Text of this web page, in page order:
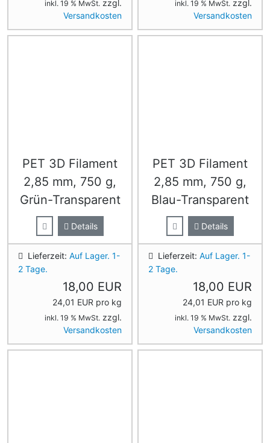
inkl. 19 % MwSt. zzgl.
Versandkosten
inkl. 19 % MwSt. zzgl.
Versandkosten
PET 3D Filament
2,85 mm, 750 g,
Grün-Transparent
Details
Lieferzeit: Auf Lager. 1-
2 Tage.
18,00 EUR
24,01 EUR pro kg
inkl. 19 % MwSt. zzgl.
Versandkosten
PET 3D Filament
2,85 mm, 750 g,
Blau-Transparent
Details
Lieferzeit: Auf Lager. 1-
2 Tage.
18,00 EUR
24,01 EUR pro kg
inkl. 19 % MwSt. zzgl.
Versandkosten